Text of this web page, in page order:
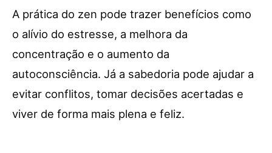
A prática do zen pode trazer benefícios como
o alívio do estresse, a melhora da
concentração e o aumento da
autoconsciência. Já a sabedoria pode ajudar a
evitar conflitos, tomar decisões acertadas e
viver de forma mais plena e feliz.